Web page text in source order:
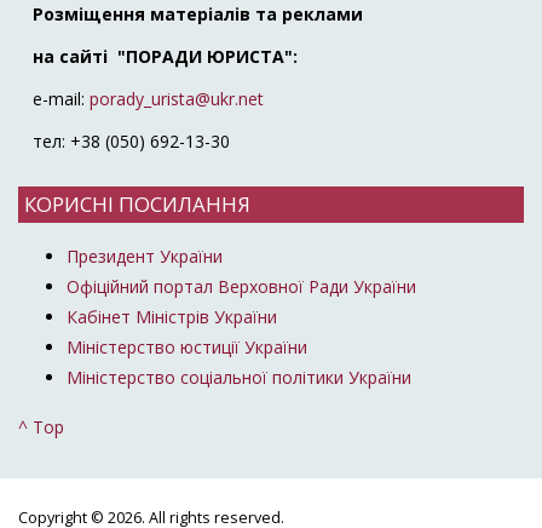
Розміщення матеріалів та реклами
на сайті "ПОРАДИ ЮРИСТА":
e-mail: porady_urista@ukr.net
тел: +38 (050) 692-13-30
КОРИСНІ ПОСИЛАННЯ
Президент України
Офіційний портал Верховної Ради України
Кабінет Міністрів України
Міністерство юстиції України
Міністерство соціальної політики України
^ Top
Copyright © 2026. All rights reserved.